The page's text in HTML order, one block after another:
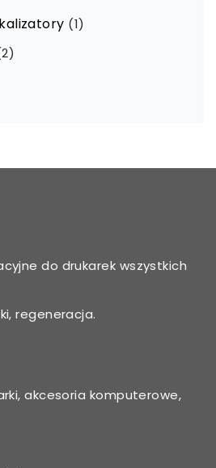
(1)
do drukarek wszystkich
regeneracja.
akcesoria komputerowe,